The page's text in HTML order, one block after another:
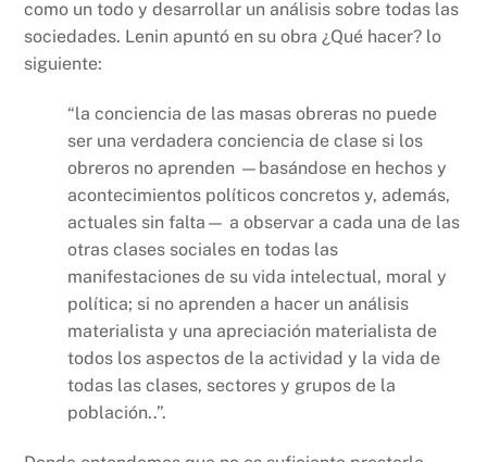
b
o
k
A
p
Li
n
como un todo y desarrollar un análisis sobre todas las
sociedades. Lenin apuntó en su obra ¿Qué hacer? lo
siguiente:
“la conciencia de las masas obreras no puede
ser una verdadera conciencia de clase si los
obreros no aprenden —basándose en hechos y
acontecimientos políticos concretos y, además,
actuales sin falta— a observar a cada una de las
otras clases sociales en todas las
manifestaciones de su vida intelectual, moral y
política; si no aprenden a hacer un análisis
materialista y una apreciación materialista de
todos los aspectos de la actividad y la vida de
todas las clases, sectores y grupos de la
población..”.